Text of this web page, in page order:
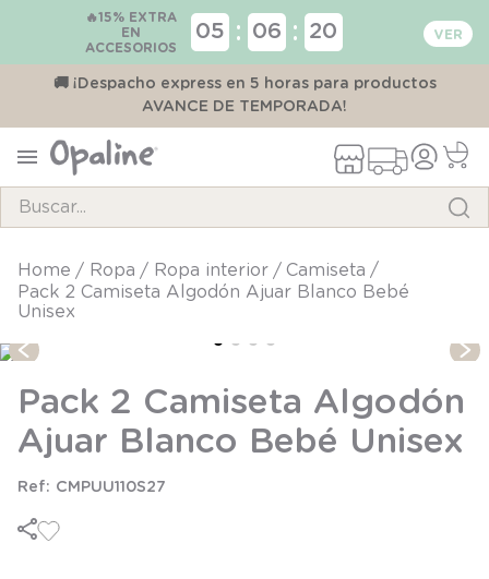
🔥15% EXTRA
EN
ACCESORIOS
05 : 06 : 20
🚚 ¡Despacho express en 5 horas para productos
AVANCE DE TEMPORADA!
ropa ropa interior
camiseta
Pack 2 Camiseta Algodón Ajuar Blanco Bebé
Unisex
Pack 2 Camiseta Algodón
Ajuar Blanco Bebé Unisex
CMPUU110S27
TÉRMINOS MÁS BUSCADOS
1.
pijama
4.
body
5.
panty
6 .
manta
7.